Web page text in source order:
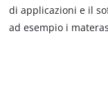
di applicazioni e il
ad esempio i